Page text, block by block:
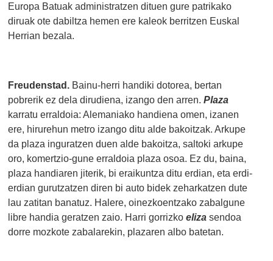
Europa Batuak administratzen dituen gure patrikako
diruak ote dabiltza hemen ere kaleok berritzen Euskal
Herrian bezala.
Freudenstad. Bainu-herri handiki dotorea, bertan
pobrerik ez dela dirudiena, izango den arren.Plaza
karratu erraldoia: Alemaniako handiena omen, izanen
ere, hirurehun metro izango ditu alde bakoitzak. Arkupe
da plaza inguratzen duen alde bakoitza, saltoki arkupe
oro, komertzio-gune erraldoia plaza osoa. Ez du, baina,
plaza handiaren jiterik, bi eraikuntza ditu erdian, eta erdi-
erdian gurutzatzen diren bi auto bidek zeharkatzen dute
lau zatitan banatuz. Halere, oinezkoentzako zabalgune
libre handia geratzen zaio. Harri gorrizkoeliza sendoa
dorre mozkote zabalarekin, plazaren albo batetan.